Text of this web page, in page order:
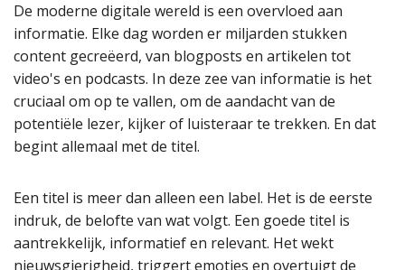
De moderne digitale wereld is een overvloed aan
informatie. Elke dag worden er miljarden stukken
content gecreëerd, van blogposts en artikelen tot
video's en podcasts. In deze zee van informatie is het
cruciaal om op te vallen, om de aandacht van de
potentiële lezer, kijker of luisteraar te trekken. En dat
begint allemaal met de titel.
Een titel is meer dan alleen een label. Het is de eerste
indruk, de belofte van wat volgt. Een goede titel is
aantrekkelijk, informatief en relevant. Het wekt
nieuwsgierigheid, triggert emoties en overtuigt de